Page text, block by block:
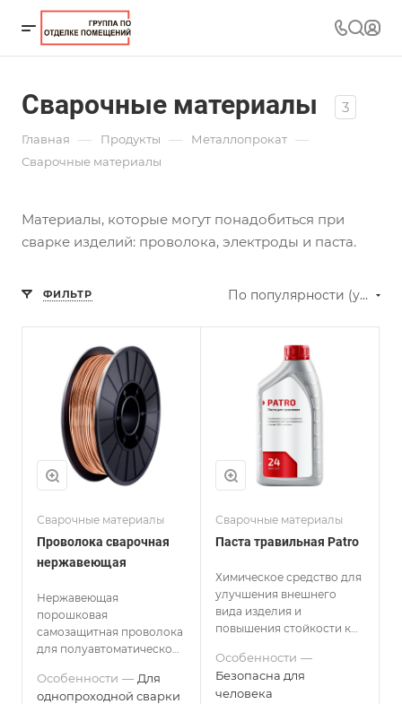
Сварочные материалы 3
Главная — Продукты — Металлопрокат —
Сварочные материалы
Материалы, которые могут понадобиться при
сварке изделий: проволока, электроды и паста.
ФИЛЬТР По популярности (убывание)
Сварочные материалы
Проволока сварочная
нержавеющая
Нержавеющая
порошковая
самозащитная проволока
для полуавтоматической
Особенности — Для
однопроходной сварки
Сварочные материалы
Паста травильная Patro
Химическое средство для
улучшения внешнего
вида изделия и
повышения стойкости к
Особенности —
Безопасна для
человека